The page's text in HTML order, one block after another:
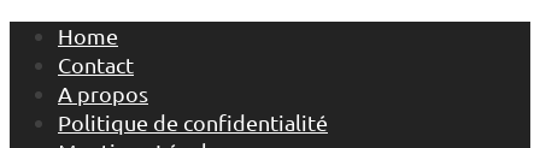
Skip
content
Home
Contact
A propos
Politique de confidentialité